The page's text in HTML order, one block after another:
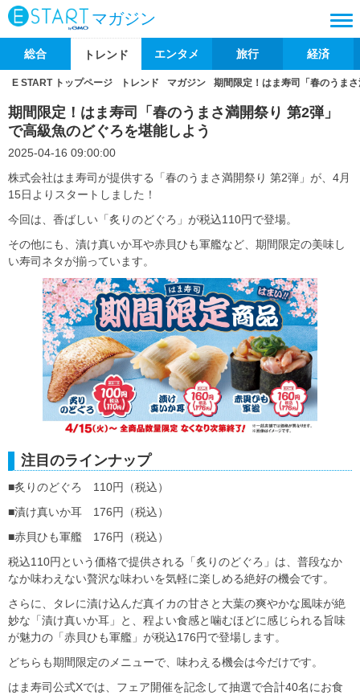
マガジン
総合 トレンド エンタメ 旅行 経済
E START トップページ トレンド マガジン 期間限定！はま寿司「春のうま
期間限定！はま寿司「春のうまさ満開祭り 第2弾」
で高級魚のどぐろを堪能しよう
2025-04-16 09:00:00
株式会社はま寿司が提供する「春のうまさ満開祭り 第2弾」が、4月
15日よりスタートしました！
今回は、香ばしい「炙りのどぐろ」が税込110円で登場。
その他にも、漬け真いか耳や赤貝ひも軍艦など、期間限定の美味し
い寿司ネタが揃っています。
注目のラインナップ
■炙りのどぐろ 110円（税込）
■漬け真いか耳 176円（税込）
■赤貝ひも軍艦 176円（税込）
税込110円という価格で提供される「炙りのどぐろ」は、普段なか
なか味わえない贅沢な味わいを気軽に楽しめる絶好の機会です。
さらに、タレに漬け込んだ真イカの甘さと大葉の爽やかな風味が絶
妙な「漬け真いか耳」と、程よい食感と噛むほどに感じられる旨味
が魅力の「赤貝ひも軍艦」が税込176円で登場します。
どちらも期間限定のメニューで、味わえる機会は今だけです。
はま寿司公式Xでは、フェア開催を記念して抽選で合計40名にお食